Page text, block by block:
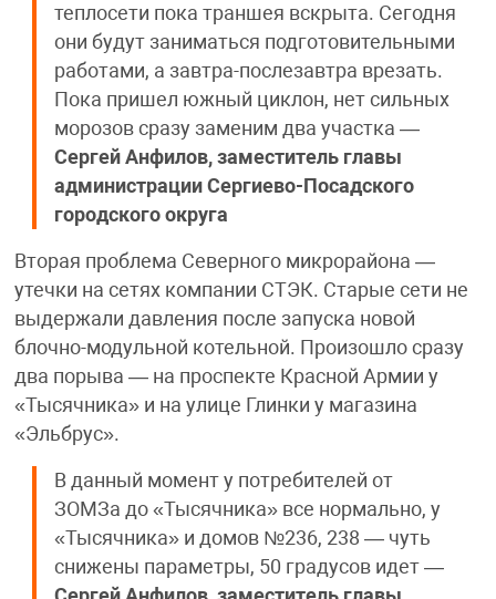
теплосети пока траншея вскрыта. Сегодня
они будут заниматься подготовительными
работами, а завтра-послезавтра врезать.
Пока пришел южный циклон, нет сильных
морозов сразу заменим два участка —
Сергей Анфилов, заместитель главы
администрации Сергиево-Посадского
городского округа
Вторая проблема Северного микрорайона —
утечки на сетях компании СТЭК. Старые сети не
выдержали давления после запуска новой
блочно-модульной котельной. Произошло сразу
два порыва — на проспекте Красной Армии у
«Тысячника» и на улице Глинки у магазина
«Эльбрус».
В данный момент у потребителей от
ЗОМЗа до «Тысячника» все нормально, у
«Тысячника» и домов №236, 238 — чуть
снижены параметры, 50 градусов идет —